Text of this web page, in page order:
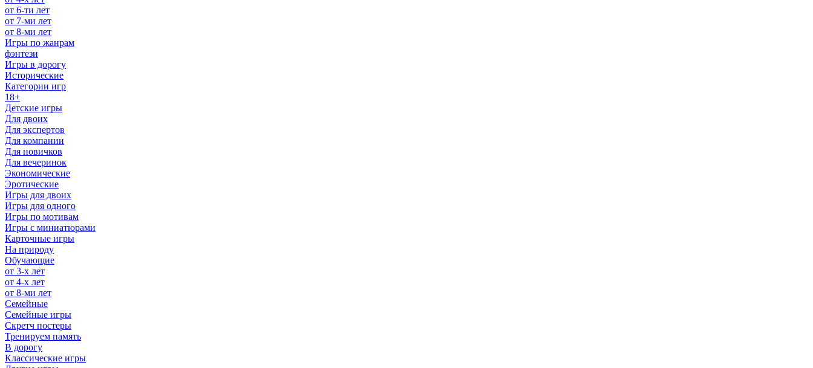
от 6-ти лет
от 7-ми лет
от 8-ми лет
Игры по жанрам
фэнтези
Игры в дорогу
Исторические
Категории игр
18+
Детские игры
Для двоих
Для экспертов
Для компании
Для новичков
Для вечеринок
Экономические
Эротические
Игры для двоих
Игры для одного
Игры по мотивам
Игры с миниатюрами
Карточные игры
На природу
Обучающие
от 3-х лет
от 4-х лет
от 8-ми лет
Семейные
Семейные игры
Скретч постеры
Тренируем память
В дорогу
Классические игры